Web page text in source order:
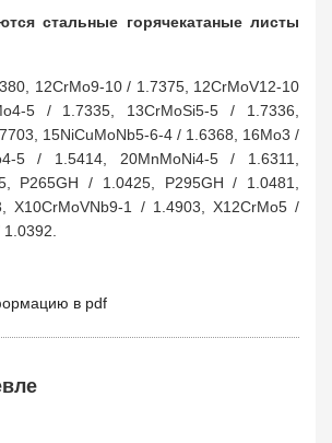
стальные горячекатаные листы
12CrMo9-10 / 1.7375, 12CrMoV12-10
5 / 1.7335, 13CrMoSi5-5 / 1.7336,
15NiCuMoNb5-6-4 / 1.6368, 16Mo3 /
5 / 1.5414, 20MnMoNi4-5 / 1.6311,
P265GH / 1.0425, P295GH / 1.0481,
X10CrMoVNb9-1 / 1.4903, X12CrMo5 /
в pdf